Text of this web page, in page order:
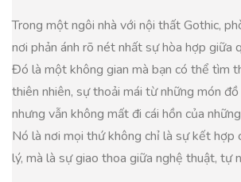
Trong một ngôi nhà với nội thất Gothic,
nơi phản ánh rõ nét nhất sự hòa hợp giữa
Đó là một không gian mà bạn có thể tìm
thiên nhiên, sự thoải mái từ những món
nhưng vẫn không mất đi cái hồn của
Nó là nơi mọi thứ không chỉ là sự kết hợp
lý, mà là sự giao thoa giữa nghệ thuật, tự